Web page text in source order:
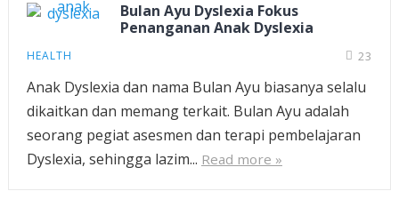
Bulan Ayu Dyslexia Fokus
Penanganan Anak Dyslexia
HEALTH 23
Anak Dyslexia dan nama Bulan Ayu biasanya selalu
dikaitkan dan memang terkait. Bulan Ayu adalah
seorang pegiat asesmen dan terapi pembelajaran
Dyslexia, sehingga lazim... Read more »